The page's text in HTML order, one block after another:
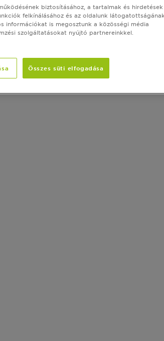
biztosításához, a tartalmak és hirdetések
felkínálásához és az oldalunk látogatottságának
információkat is megosztunk a közösségi média
szolgáltatásokat nyújtó partnereinkkel.
Összes süti elfogadása